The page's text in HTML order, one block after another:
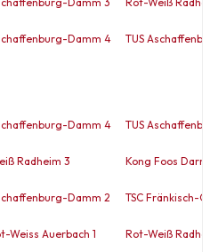
Damm 4 TUS
Damm 4 TUS
Radheim 3 Kong Foos
Damm 2 TSC Fränkisch-
Weiss Auerbach 1 Rot-Weiß